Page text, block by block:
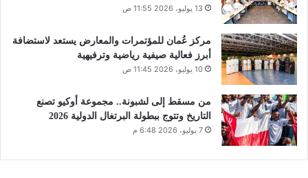
13 يوليو، 2026 11:55 ص
مركز عُمان للمؤتمرات والمعارض يستعد لاستضافة
أبرز فعالية صيفية رياضية وترفيهية
10 يوليو، 2026 11:45 ص
من مسقط إلى لشبونة.. مجموعة أوكيو تصنع
التاريخ وتتوج ببطولة البرتغال الدولية 2026
7 يوليو، 2026 6:48 م